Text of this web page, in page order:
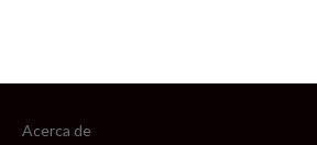
Acerca de